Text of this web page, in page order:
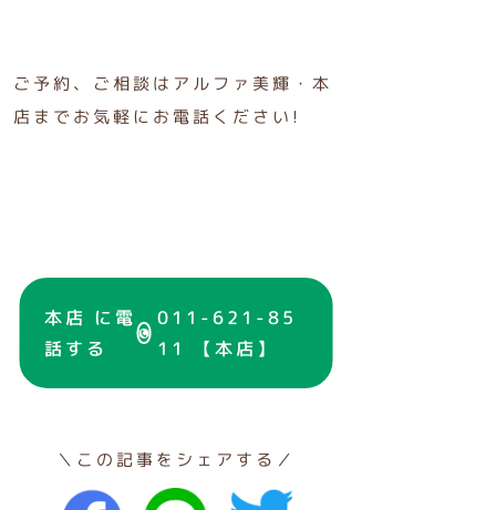
ご予約、ご相談はアルファ美輝・本
店までお気軽にお電話ください!
本店 に電
話する
011-621-85
11 【本店】
＼この記事をシェアする／